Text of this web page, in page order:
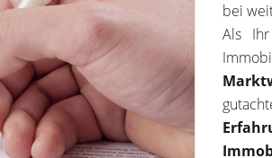
bei
Als Ihr